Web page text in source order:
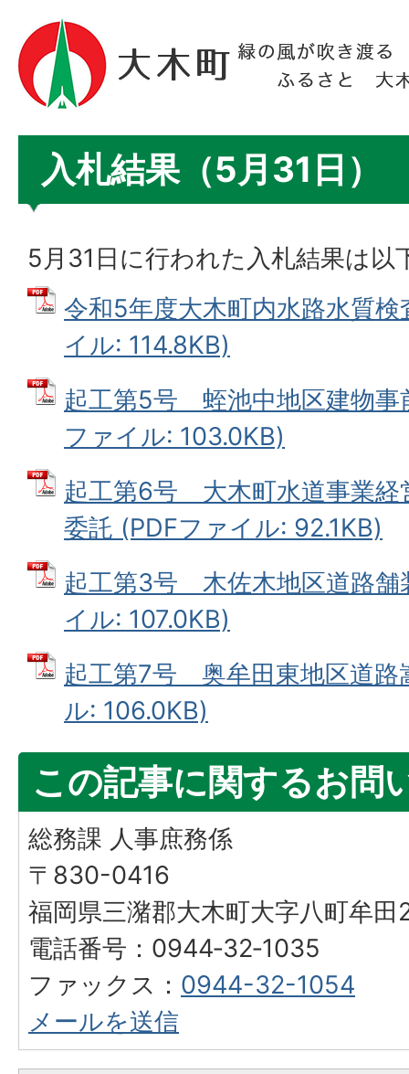
入札結果（5月31日）
5月31日に行われた入札結果は以
令和5年度大木町内水路水質
イル: 114.8KB)
起工第5号 蛭池中地区建物事
ファイル: 103.0KB)
起工第6号 大木町水道事業経
委託 (PDFファイル: 92.1KB)
起工第3号 木佐木地区道路舗
イル: 107.0KB)
起工第7号 奥牟田東地区道路
ル: 106.0KB)
この記事に関するお問
総務課 人事庶務係
〒830-0416
福岡県三潴郡大木町大字八町牟
電話番号：0944‐32‐1035
ファックス： 0944-32-1054
メールを送信